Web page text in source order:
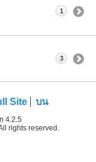
1
3
Site บน
4.2.5
rights reserved.